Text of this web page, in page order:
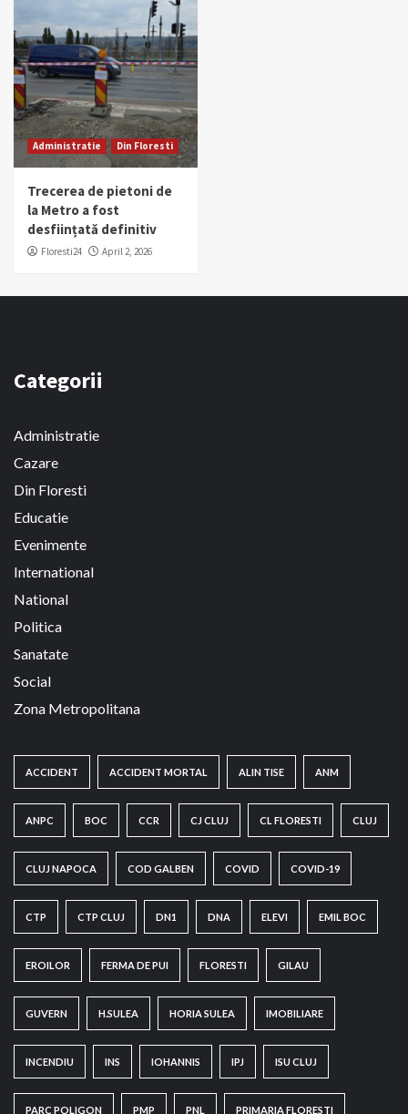
Administratie Din Floresti
Trecerea de pietoni de
la Metro a fost
desființată definitiv
Floresti24 April 2, 2026
Categorii
Administratie
Cazare
Din Floresti
Educatie
Evenimente
International
National
Politica
Sanatate
Social
Zona Metropolitana
ACCIDENT ACCIDENT MORTAL ALIN TISE ANM
ANPC BOC CCR CJ CLUJ CL FLORESTI CLUJ
CLUJ NAPOCA COD GALBEN COVID COVID-19
CTP CTP CLUJ DN1 DNA ELEVI EMIL BOC
EROILOR FERMA DE PUI FLORESTI GILAU
GUVERN H.SULEA HORIA SULEA IMOBILIARE
INCENDIU INS IOHANNIS IPJ ISU CLUJ
PARC POLIGON PMP PNL PRIMARIA FLORESTI